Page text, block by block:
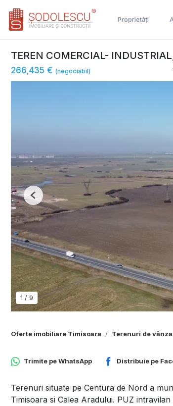
Proprietăți
TEREN COMERCIAL-
266,435 € (negociabil)
1 / 9
Previous
Oferte imobiliare Timisoara Terenuri de
Trimite peWhatsApp Distribuie pe
Terenuri situate pe Centura de Nord a
Timisoara si Calea Aradului. PUZ